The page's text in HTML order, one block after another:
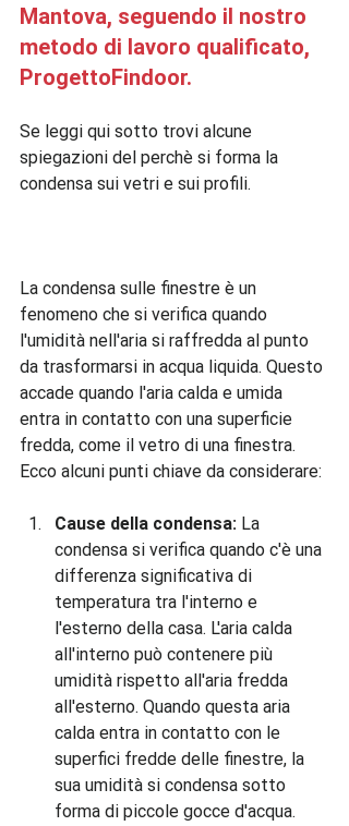
Mantova, seguendo il nostro
metodo di lavoro qualificato,
ProgettoFindoor.
Se leggi qui sotto trovi alcune
spiegazioni del perchè si forma la
condensa sui vetri e sui profili.
La condensa sulle finestre è un
fenomeno che si verifica quando
l'umidità nell'aria si raffredda al punto
da trasformarsi in acqua liquida. Questo
accade quando l'aria calda e umida
entra in contatto con una superficie
fredda, come il vetro di una finestra.
Cause della condensa: La
condensa si verifica quando c'è una
differenza significativa di
temperatura tra l'interno e
l'esterno della casa. L'aria calda
all'interno può contenere più
umidità rispetto all'aria fredda
all'esterno. Quando questa aria
calda entra in contatto con le
superfici fredde delle finestre, la
sua umidità si condensa sotto
forma di piccole gocce d'acqua.